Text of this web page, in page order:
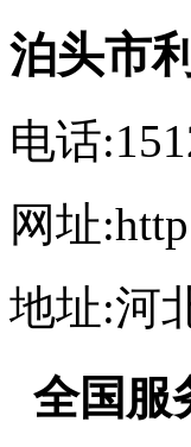
泊头市
电话
网址
地址:河
全国服